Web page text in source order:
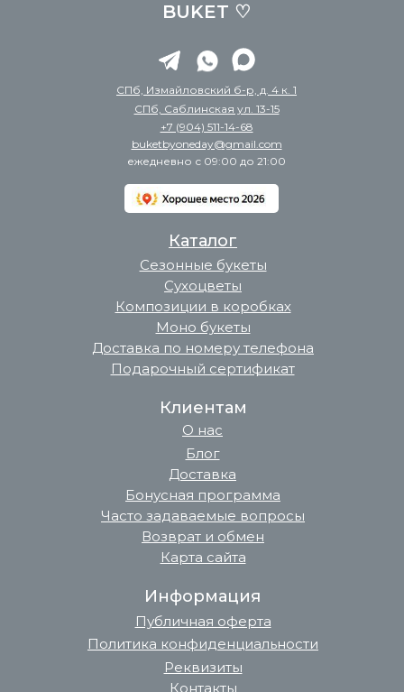
BUKET ♡
Каталог
Сезонные букеты
Информация
О нас
+7 (904) 511-14-68
buketbyoneday@gmail.com
ежедневно с 09:00 до 21:00
Доставка
Часто задаваемые вопросы
Публичная оферта
Реквизиты
Политика конфиденциальности
Сухоцветы
Композиции в коробках
Блог
СПб, Измайловский б-р, д. 4 к. 1
СПб, Саблинская ул. 13-15
Клиентам
Контакты
Доставка по номеру телефона
Подарочный сертификат
Моно букеты
Бонусная программа
Карта сайта
Возврат и обмен